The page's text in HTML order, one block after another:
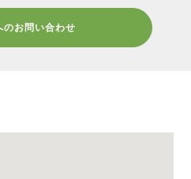
のお問い合わせ